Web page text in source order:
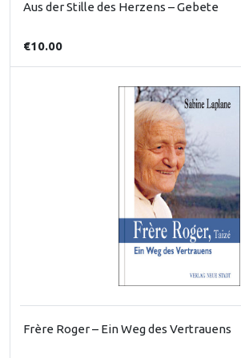
Aus der Stille des Herzens – Gebete
€10.00
Frère Roger – Ein Weg des Vertrauens